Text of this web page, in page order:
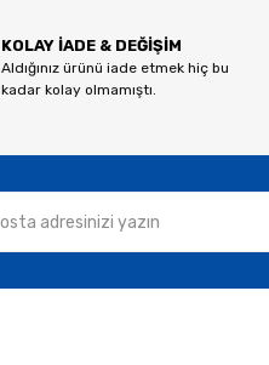
KOLAY İADE & DEĞİŞİM
Aldığınız ürünü iade etmek hiç bu
kadar kolay olmamıştı.